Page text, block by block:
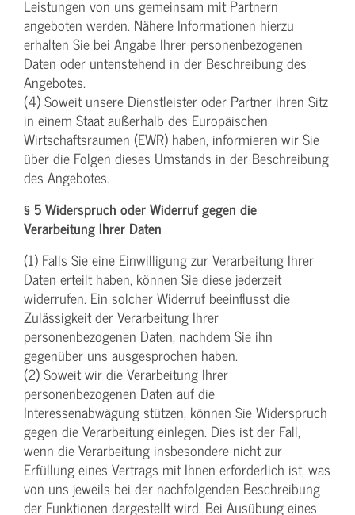
Leistungen von uns gemeinsam mit Partnern
angeboten werden. Nähere Informationen hierzu
erhalten Sie bei Angabe Ihrer personenbezogenen
Daten oder untenstehend in der Beschreibung des
Angebotes.
(4) Soweit unsere Dienstleister oder Partner ihren Sitz
in einem Staat außerhalb des Europäischen
Wirtschaftsraumen (EWR) haben, informieren wir Sie
über die Folgen dieses Umstands in der Beschreibung
des Angebotes.
§ 5 Widerspruch oder Widerruf gegen die
Verarbeitung Ihrer Daten
(1) Falls Sie eine Einwilligung zur Verarbeitung Ihrer
Daten erteilt haben, können Sie diese jederzeit
widerrufen. Ein solcher Widerruf beeinflusst die
Zulässigkeit der Verarbeitung Ihrer
personenbezogenen Daten, nachdem Sie ihn
gegenüber uns ausgesprochen haben.
(2) Soweit wir die Verarbeitung Ihrer
personenbezogenen Daten auf die
Interessenabwägung stützen, können Sie Widerspruch
gegen die Verarbeitung einlegen. Dies ist der Fall,
wenn die Verarbeitung insbesondere nicht zur
Erfüllung eines Vertrags mit Ihnen erforderlich ist, was
von uns jeweils bei der nachfolgenden Beschreibung
der Funktionen dargestellt wird. Bei Ausübung eines